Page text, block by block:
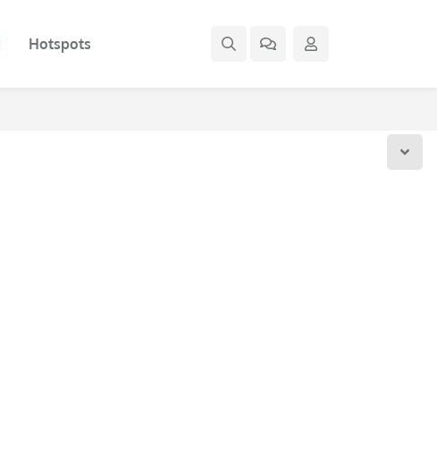
Hotspots